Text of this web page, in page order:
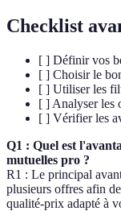
Checklist
[ ] Définir vos
[ ] Choisir le
[ ] Utiliser les
[ ] Analyser les
[ ] Vérifier les
Q1 : Quel est
mutuelles pro ?
R1 : Le principal
plusieurs offres afin
qualité-prix adapté à